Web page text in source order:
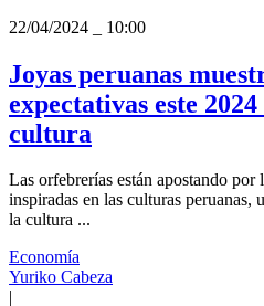
22/04/2024
10:00
Joyas peruanas
expectativas este
cultura
Las orfebrerías están apostando por
inspiradas en las culturas peruanas,
la cultura ...
Economía
Yuriko Cabeza